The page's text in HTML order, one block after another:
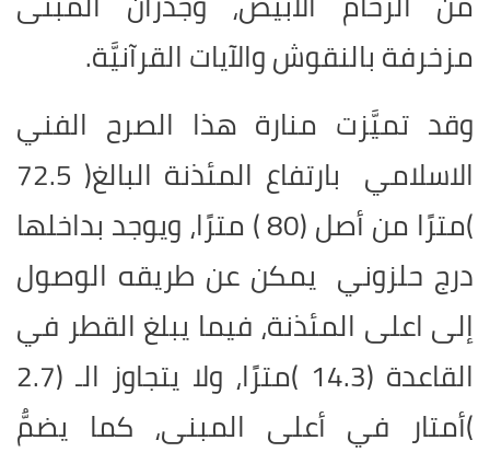
مزخرفة بالنقوش والآيات القرآنيَّة.
وقد تميَّزت منارة هذا الصرح الفني
الاسلامي بارتفاع المئذنة البالغ( 72.5
)مترًا من أصل (80 ) مترًا، ويوجد بداخلها
درج حلزوني يمكن عن طريقه الوصول
إلى اعلى المئذنة، فيما يبلغ القطر في
القاعدة (14.3 )مترًا، ولا يتجاوز الـ (2.7
)أمتار في أعلى المبنى، كما يضمُّ